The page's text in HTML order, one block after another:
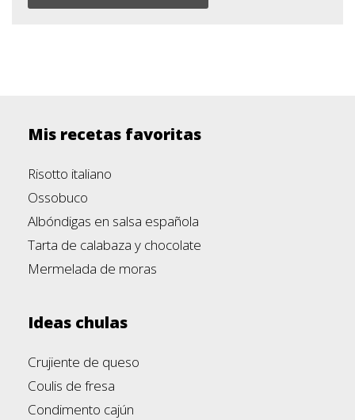
Mis recetas favoritas
Risotto italiano
Ossobuco
Albóndigas en salsa española
Tarta de calabaza y chocolate
Mermelada de moras
Ideas chulas
Crujiente de queso
Coulis de fresa
Condimento cajún